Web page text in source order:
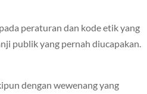
peraturan dan kode etik yang
publik yang pernah diucapakan.
dengan wewenang yang